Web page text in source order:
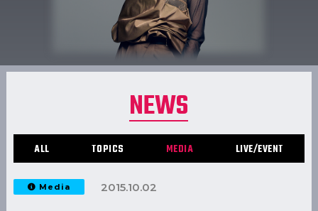
NEWS
ALL TOPICS MEDIA LIVE/EVENT
Media 2015.10.02